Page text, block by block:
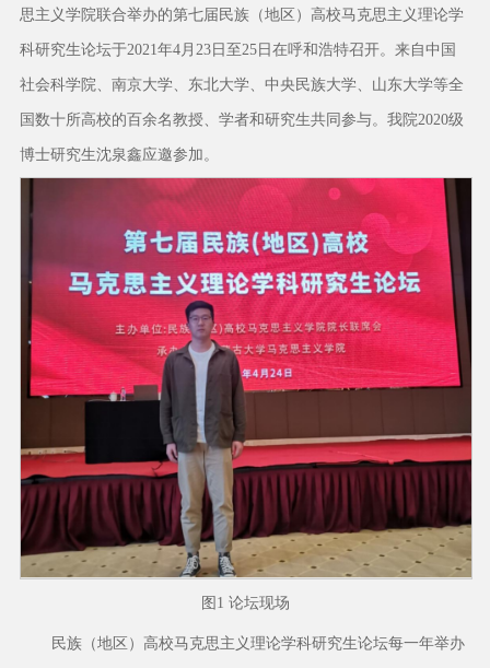
思主义学院联合举办的第七届民族（地区）高校马克思主义理论学
科研究生论坛于2021年4月23日至25日在呼和浩特召开。来自中国
社会科学院、南京大学、东北大学、中央民族大学、山东大学等全
国数十所高校的百余名教授、学者和研究生共同参与。我院2020级
博士研究生沈泉鑫应邀参加。
图1 论坛现场
民族（地区）高校马克思主义理论学科研究生论坛每一年举办